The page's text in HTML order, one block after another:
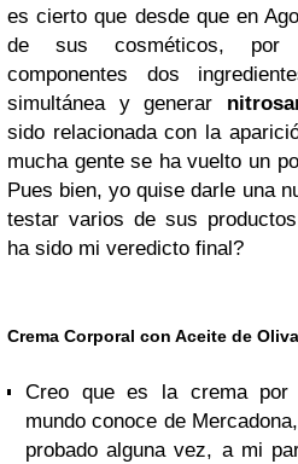
es cierto que desde que en
de sus cosméticos, por
componentes dos
simultánea y generar
sido relacionada con la
mucha gente se ha vuelto un
Pues bien, yo quise darle una
testar varios de sus
ha sido mi veredicto final?
Crema Corporal con Aceite de
Creo que es la crema por
mundo conoce de
probado alguna vez, a mi